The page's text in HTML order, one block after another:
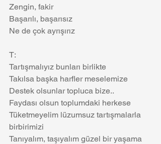
Zengin, fakir
Başarılı, başarısız
Ne de çok ayrışırız
T:
Tartışmalıyız bunları birlikte
Takılsa başka harfler meselemize
Destek olsunlar topluca bize..
Faydası olsun toplumdaki herkese
Tüketmeyelim lüzumsuz tartışmalarla
birbirimizi
Tanıyalım, taşıyalım güzel bir yaşama